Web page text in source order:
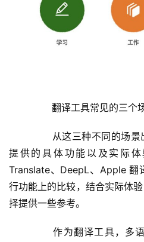
翻译工具常见的三个
提供的具体功能以及实际
Translate、DeepL、Apple 翻
行功能上的比较，结合实际体
择提供一些参考。